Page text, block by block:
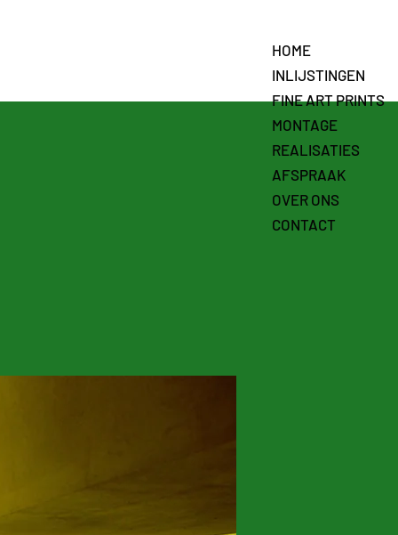
HOME
INLIJSTINGEN
FINE ART PRINTS
MONTAGE
REALISATIES
AFSPRAAK
OVER ONS
CONTACT